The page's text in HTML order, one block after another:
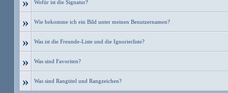
Wofür ist die Signatur?
» Wie bekomme ich ein Bild unter meinen Benutzernamen?
» Was ist die Freunde-Liste und die Ignorierliste?
» Was sind Favoriten?
» Was sind Rangtitel und Rangzeichen?